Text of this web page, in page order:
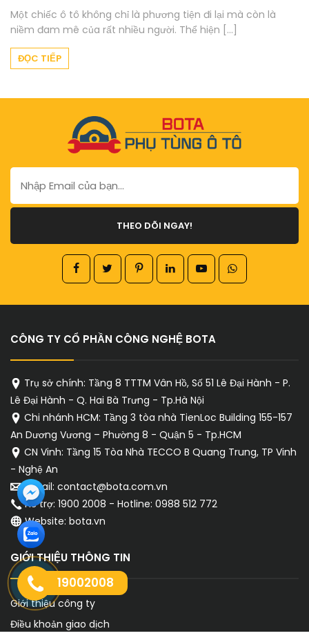
Một chiếc ô tô không chỉ là phương tiện đi lại mà còn là
niềm đam mê của rất nhiều người. Thể hiện [...]
ĐỌC TIẾP
THEO DÕI NGAY!
CÔNG TY CỔ PHẦN CÔNG NGHỆ BOTA
Trụ sở chính: Tầng 8 TTTM Vân Hồ, Số 51 Lê Đại Hành - P.
Lê Đại Hành - Q. Hai Bà Trưng - Tp.Hà Nội
Chi nhánh HCM: Tầng 3 tòa nhà TienLoc Building 155-157
An Dương Vương – Phường 8 - Quận 5 - Tp.HCM
CN Vinh: Tầng 15 Tòa Nhà TECCO B Quang Trung, TP Vinh
- Nghệ An
Email: contact@bota.com.vn
Hỗ trợ: 1900 2008 - Hotline: 0988 512 772
Website: bota.vn
GIỚI THIỆU THÔNG TIN
Giới thiệu công ty
Điều khoản giao dịch
19002008